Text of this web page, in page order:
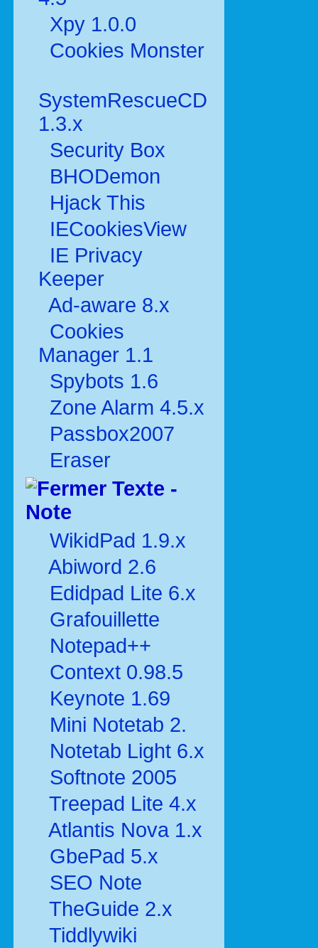
Xpy 1.0.0
Cookies Monster
SystemRescueCD
1.3.x
Security Box
BHODemon
Hjack This
IECookiesView
IE Privacy
Keeper
Ad-aware 8.x
Cookies
Manager 1.1
Spybots 1.6
Zone Alarm 4.5.x
Passbox2007
Eraser
Texte -
Note
WikidPad 1.9.x
Abiword 2.6
Edidpad Lite 6.x
Grafouillette
Notepad++
Context 0.98.5
Keynote 1.69
Mini Notetab 2.
Notetab Light 6.x
Softnote 2005
Treepad Lite 4.x
Atlantis Nova 1.x
GbePad 5.x
SEO Note
TheGuide 2.x
Tiddlywiki